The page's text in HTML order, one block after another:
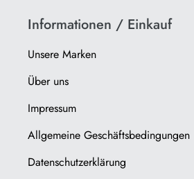
Informationen / Einkauf
Unsere Marken
Über uns
Impressum
Allgemeine Geschäftsbedingungen
Datenschutzerklärung